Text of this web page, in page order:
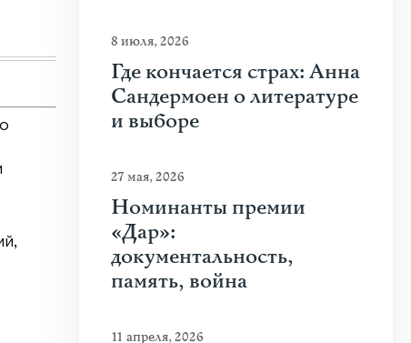
8 июля, 2026
Где кончается страх: Анна
Сандермоен о литературе
и выборе
27 мая, 2026
Номинанты премии
«Дар»:
документальность,
память, война
11 апреля, 2026